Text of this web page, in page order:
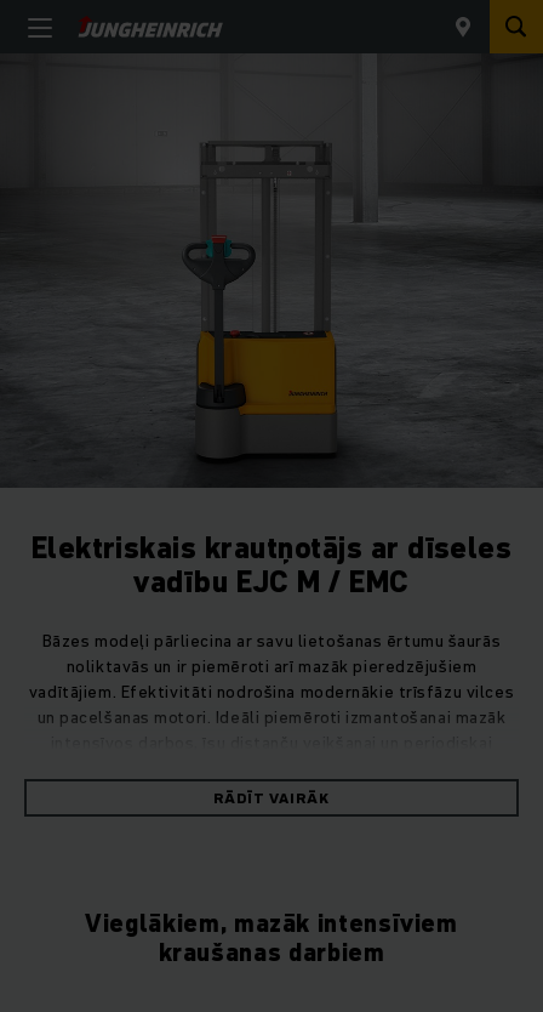
Elektriskais krautņotājs ar dīseles
vadību EJC M / EMC
Bāzes modeļi pārliecina ar savu lietošanas ērtumu šaurās
noliktavās un ir piemēroti arī mazāk pieredzējušiem
vadītājiem. Efektivitāti nodrošina modernākie trīsfāzu vilces
un pacelšanas motori. Ideāli piemēroti izmantošanai mazāk
RĀDĪT VAIRĀK
Vieglākiem, mazāk intensīviem
kraušanas darbiem